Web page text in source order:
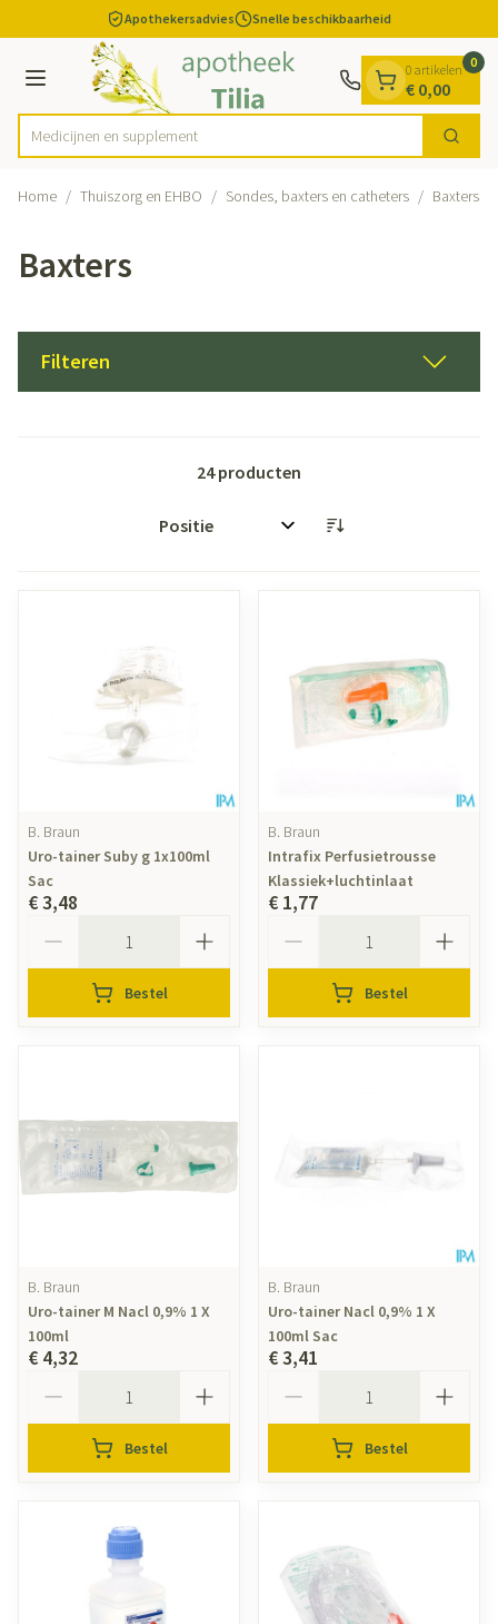
Ga naar de inhoudApothekersadvies Snelle beschikbaarheid
Menu
Product, merk, categorie...
Medici Zoek
0 artikelen
€ 0,00
0
Home / Thuiszorg en EHBO / Sondes, baxters en catheters / Baxters
Baxters
Filteren
24producten
Sorteer op:
B. Braun
Uro-tainer Suby g 1x100ml
Sac
€ 3,48
Bestel
B. Braun
Intrafix Perfusietrousse
Klassiek+luchtinlaat
€ 1,77
Bestel
B. Braun
Uro-tainer M Nacl 0,9% 1 X
100ml
€ 4,32
Bestel
B. Braun
Uro-tainer Nacl 0,9% 1 X
100ml Sac
€ 3,41
Bestel